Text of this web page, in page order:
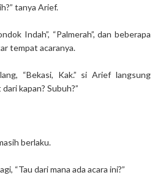
tanya Arief.
Indah”, “Palmerah”, dan beberapa
tempat acaranya.
“Bekasi, Kak.” si Arief langsung
kapan? Subuh?”
berlaku.
“Tau dari mana ada acara ini?”